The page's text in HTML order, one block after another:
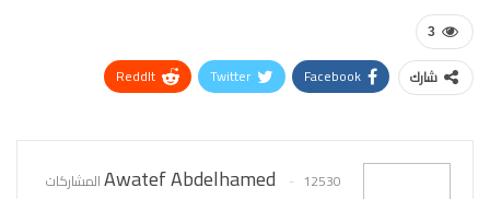
3
شارك Facebook
Twitter
ReddIt
Awatef Abdelhamed
12530 المشاركات